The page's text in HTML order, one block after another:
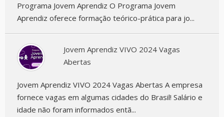
Programa Jovem Aprendiz O Programa Jovem
Aprendiz oferece formação teórico-prática para jo...
Jovem Aprendiz VIVO 2024 Vagas
Abertas
Jovem Aprendiz VIVO 2024 Vagas Abertas A empresa
fornece vagas em algumas cidades do Brasil! Salário e
idade não foram informados entã...